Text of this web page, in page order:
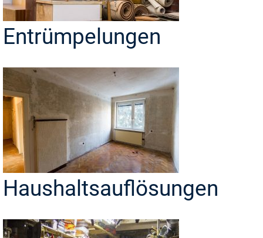
Entrümpelungen
Haushaltsauflösungen